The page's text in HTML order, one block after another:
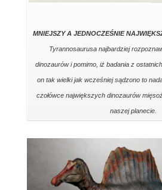
MNIEJSZY A JEDNOCZEŚNIE
Tyrannosaurusa najbardziej
dinozaurów i pomimo, iż badania z
on tak wielki jak wcześniej sądzono to
czołówce największych dinozaurów
naszej planecie.